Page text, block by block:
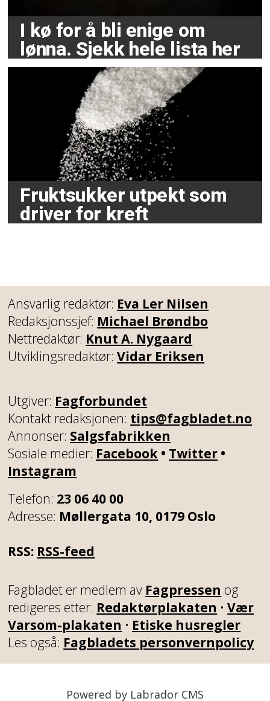
I kø for å bli enige om
lønna. Sjekk hele lista her
Fruktsukker utpekt som
driver for kreft
Ansvarlig redaktør: Eva Ler Nilsen
Redaksjonssjef: Michael Brøndbo
Nettredaktør: Knut A. Nygaard
Utviklingsredaktør:Vidar Eriksen
Utgiver: Fagforbundet
Kontakt redaksjonen: tips@fagbladet.no
Annonser: Salgsfabrikken
Sosiale medier: Facebook • Twitter •
Instagram
Telefon: 23 06 40 00
Adresse: Møllergata 10, 0179 Oslo
RSS: RSS-feed
Fagbladet er medlem av Fagpressen og
redigeres etter: Redaktørplakaten • Vær
Varsom-plakaten • Etiske husregler
Les også: Fagbladets personvernpolicy
Powered by Labrador CMS